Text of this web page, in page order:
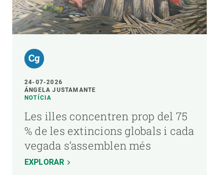
24-07-2026
ÁNGELA JUSTAMANTE
NOTÍCIA
Les illes concentren prop del 75
% de les extincions globals i cada
vegada s’assemblen més
EXPLORAR